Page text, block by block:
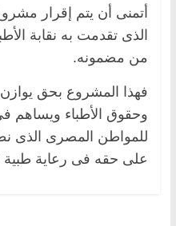
أتمنى أن يتم إقرار
الذى تقدمت به نقابة
من مضمونه.
فهذا المشروع بحق
وحقوق الأطباء ويساهم
للمواطن المصرى الذى
على حقه فى رعاية طبية